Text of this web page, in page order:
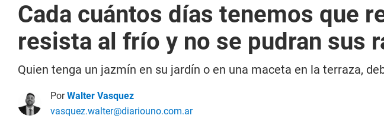
Cada cuántos días tenemos que
resista al frío y no se pudran sus
Quien tenga un jazmín en su jardín o en una maceta en la terraza,
PorWalter Vasquez
vasquez.walter@diariouno.com.ar